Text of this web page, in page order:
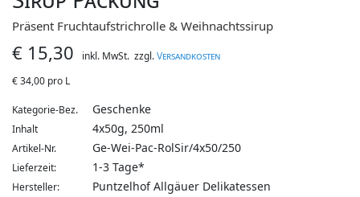
Präsent Fruchtaufstrichrolle & Weihnachtssirup
€ 15,30 inkl. MwSt. zzgl.Versandkosten
€34,00 pro L
Kategorie-Bez. Geschenke
Inhalt 4x50g, 250ml
Artikel-Nr. Ge-Wei-Pac-RolSir/4x50/250
Lieferzeit: 1-3 Tage*
Hersteller: Puntzelhof Allgäuer Delikatessen